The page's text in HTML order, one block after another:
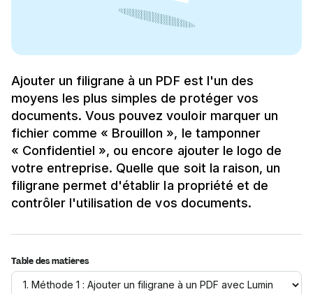
Ajouter un filigrane à un PDF est l'un des
moyens les plus simples de protéger vos
documents. Vous pouvez vouloir marquer un
fichier comme « Brouillon », le tamponner
« Confidentiel », ou encore ajouter le logo de
votre entreprise. Quelle que soit la raison, un
filigrane permet d'établir la propriété et de
contrôler l'utilisation de vos documents.
Table des matières